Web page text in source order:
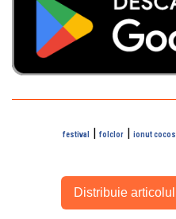
festival | folclor| ionut cocos
Distribuie articolul